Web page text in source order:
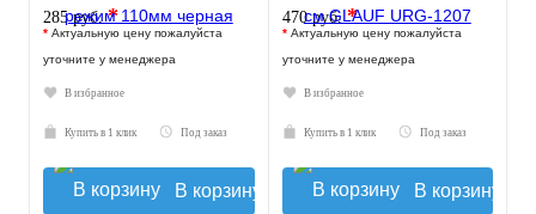
285 руб.*
* Актуальную цену пожалуйста
уточните у менеджера
В избранное
Купить в 1 клик Под заказ
В корзину
470 руб.*
* Актуальную цену пожалуйста
уточните у менеджера
В избранное
Купить в 1 клик Под заказ
В корзину